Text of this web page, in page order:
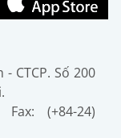
CTCP. Số 200
(+84-24)